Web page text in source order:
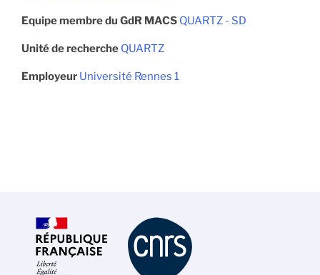
Equipe membre du GdR MACS QUARTZ - SD
Unité de recherche QUARTZ
Employeur Université Rennes 1